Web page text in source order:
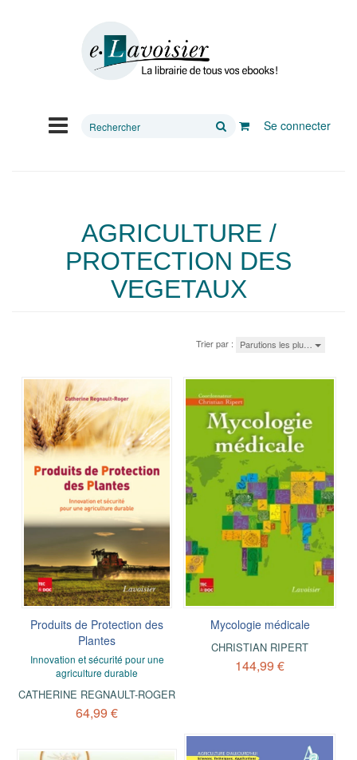
Rechercher
Se connecter
AGRICULTURE /
PROTECTION DES
VEGETAUX
Trier par : Parutions les plu…
Produits de Protection des
Plantes
Innovation et sécurité pour une
agriculture durable
CATHERINE REGNAULT-ROGER
64,99 €
Mycologie médicale
CHRISTIAN RIPERT
144,99 €